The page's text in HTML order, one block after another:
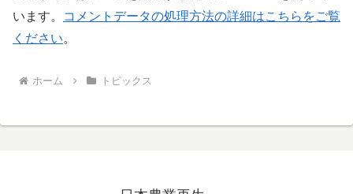
います。
コメントデータの処理方法の詳細はこちらをご覧
ください。
ホーム トピックス